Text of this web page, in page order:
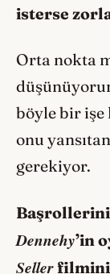
isterse
Orta nokta
böyle bir işe
onu
gerekiyor.
Başrollerini
Dennehy’in
Sellerfilmini